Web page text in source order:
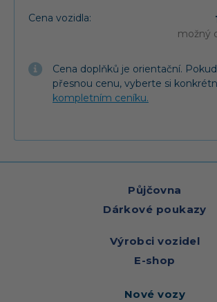
Cena vozidla:
možný
Cena doplňků je orientační.
přesnou cenu, vyberte si
kompletním ceníku.
Půjčovna
Dárkové poukazy
Výrobci vozidel
E-shop
Nové vozy